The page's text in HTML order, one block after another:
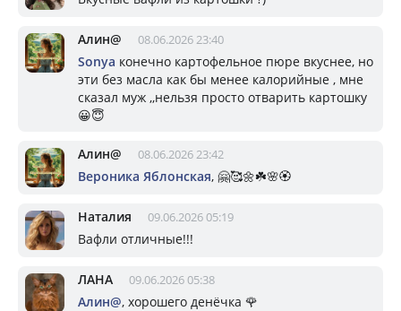
Алин@ 08.06.2026 23:40
Sonya конечно картофельное пюре вкуснее, но
эти без масла как бы менее калорийные , мне
сказал муж ,,нельзя просто отварить картошку
😀😇
Алин@ 08.06.2026 23:42
Вероника Яблонская, 🤗🥰🌼☘️🌸🏵
Наталия 09.06.2026 05:19
Вафли отличные!!!
ЛАНА 09.06.2026 05:38
Алин@, хорошего денёчка 🌹